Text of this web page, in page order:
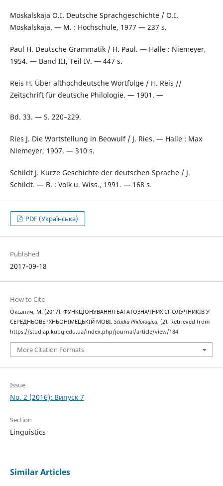
Moskalskaja O.I. Deutsche Sprachgeschichte / O.I.
Moskalskaja. — M. : Hochschule, 1977 — 237 s.
Paul H. Deutsche Grammatik / H. Paul. — Halle : Niemeyer,
1954. — Band III, Teil IV. — 447 s.
Reis H. Über althochdeutsche Wortfolge / Н. Reis //
Zeitschrift für deutsche Philologie. — 1901. —
Bd. 33. — S. 220–229.
Ries J. Die Wortstellung in Beowulf / J. Ries. — Halle : Max
Niemeyer, 1907. — 310 s.
Schildt J. Kurze Geschichte der deutschen Sprache / J.
Schildt. — B. : Volk u. Wiss., 1991. — 168 s.
PDF (Українська)
Published
2017-09-18
How to Cite
Оксанич, М. (2017). ФУНКЦІОНУВАННЯ БАГАТОЗНАЧНИХ СПОЛУЧНИКІВ У
СЕРЕДНЬОВЕРХНЬОНІМЕЦЬКІЙ МОВІ. Studia Philologica, (2). Retrieved from
https://studiap.kubg.edu.ua/index.php/journal/article/view/184
More Citation Formats
Issue
No. 2 (2016): Випуск 7
Section
Linguistics
Similar Articles